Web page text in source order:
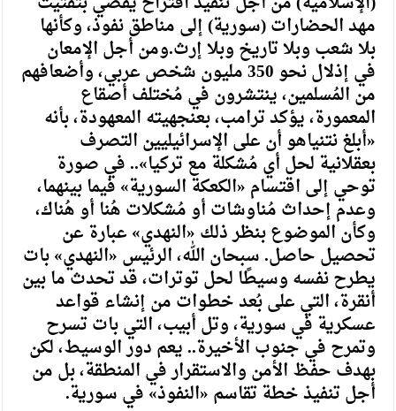
مهد الحضارات (سورية) إلى مناطق نفوذ، وكأنها
بلا شعب وبلا تاريخ وبلا إرث.ومن أجل الإمعان
في إذلال نحو 350 مليون شخص عربي، وأضعافهم
من المُسلمين، ينتشرون في مُختلف أصقاع
المعمورة، يؤكد ترامب، بعنجهيته المعهودة، بأنه
«أبلغ نتنياهو أن على الإسرائيليين التصرف
بعقلانية لحل أي مُشكلة مع تركيا».. في صورة
توحي إلى اقتسام «الكعكة السورية» فيما بينهما،
وعدم إحداث مُناوشات أو مُشكلات هُنا أو هُناك،
وكأن الموضوع بنظر ذلك «النهدي» عبارة عن
تحصيل حاصل. سبحان الله، الرئيس «النهدي» بات
يطرح نفسه وسيطًا لحل توترات، قد تحدث ما بين
أنقرة، التي على بُعد خطوات من إنشاء قواعد
عسكرية في سورية، وتل أبيب، التي بات تسرح
وتمرح في جنوب الأخيرة.. يعم دور الوسيط، لكن
بهدف حفظ الأمن والاستقرار في المنطقة، بل من
أجل تنفيذ خطة تقاسم «النفوذ» في سورية.